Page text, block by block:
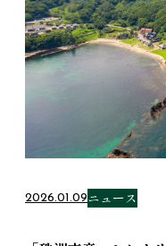
2026.01.09ニュース